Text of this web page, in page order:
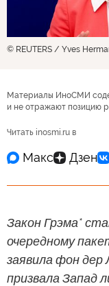
© REUTERS / Yves
Материалы ИноСМИ
и не отражают позицию
Читать inosmi.ru в
Закон Грэма*
очередному
заявила фон дер
призвала Запад